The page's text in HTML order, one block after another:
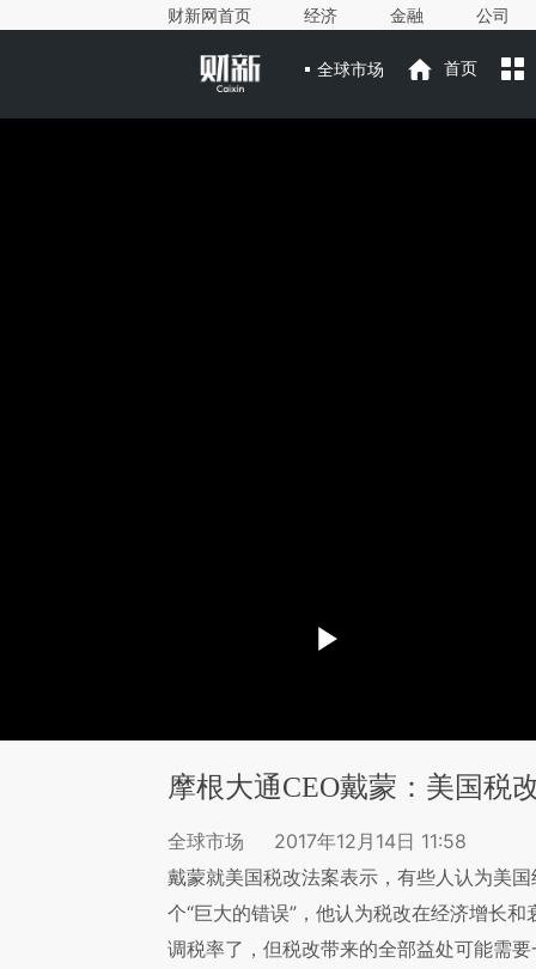
财新网首页 经济 金融 公司
全球市场 首页
摩根大通CEO戴蒙：美国税
全球市场
2017年12月14日 11:58
戴蒙就美国税改法案表示，有些人认为美
个“巨大的错误”，他认为税改在经济增长
调税率了，但税改带来的全部益处可能需